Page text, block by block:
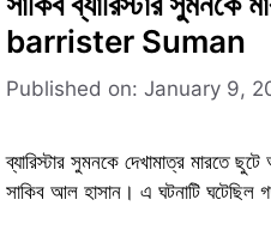
barrister Suman
Published on: January 9,
ব্যারিস্টার সুমনকে দেখামাত্র মারতে
সাকিব আল হাসান। এ ঘটনাটি